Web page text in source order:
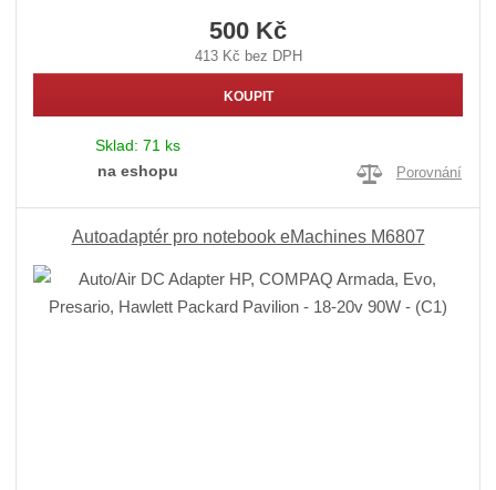
500 Kč
413 Kč bez DPH
KOUPIT
Sklad: 71 ks
na eshopu
Porovnání
Autoadaptér pro notebook eMachines M6807